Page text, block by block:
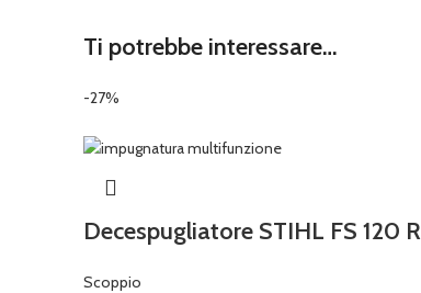
Ti potrebbe interessare…
-27%
Decespugliatore STIHL FS 120 R
Scoppio